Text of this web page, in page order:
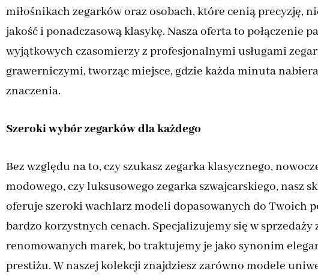
miłośnikach zegarków oraz osobach, które cenią precyzję,
jakość i ponadczasową klasykę. Nasza oferta to połączenie
wyjątkowych czasomierzy z profesjonalnymi usługami
grawerniczymi, tworząc miejsce, gdzie każda minuta
znaczenia.
Szeroki wybór zegarków dla każdego
Bez względu na to, czy szukasz zegarka klasycznego,
modowego, czy luksusowego zegarka szwajcarskiego, nasz
oferuje szeroki wachlarz modeli dopasowanych do Twoich
bardzo korzystnych cenach. Specjalizujemy się w sprzedaży
renomowanych marek, bo traktujemy je jako synonim
prestiżu. W naszej kolekcji znajdziesz zarówno modele